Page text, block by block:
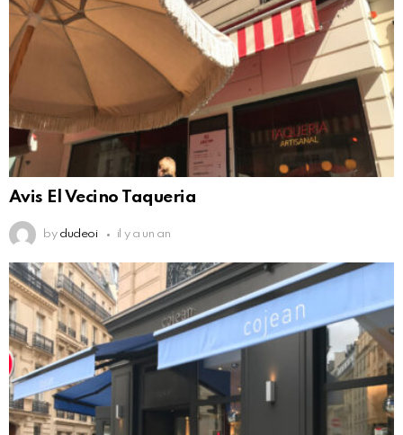
Avis El Vecino Taqueria
by dudeoi il y a un an